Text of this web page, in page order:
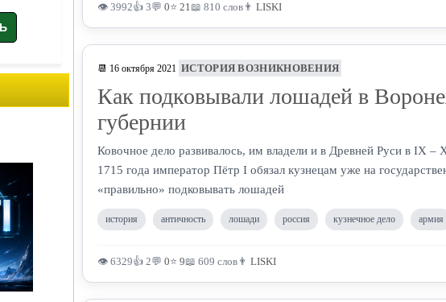
👁 3992👍 3💬 0⭐ 21📖 810 слов 👨 LISKI
📆 16 октября 2021 ИСТОРИЯ ВОЗНИКНОВЕНИЯ
Как подковывали лошадей в
губернии
Ковочное дело развивалось, им владели и в Древней Руси в IX –
1715 года император Пётр I обязал кузнецам уже на
«правильно» подковывать лошадей
история античность лошади россия кузнечное дело армия
👁 6329👍 2💬 0⭐ 9📖 609 слов 👨 LISKI